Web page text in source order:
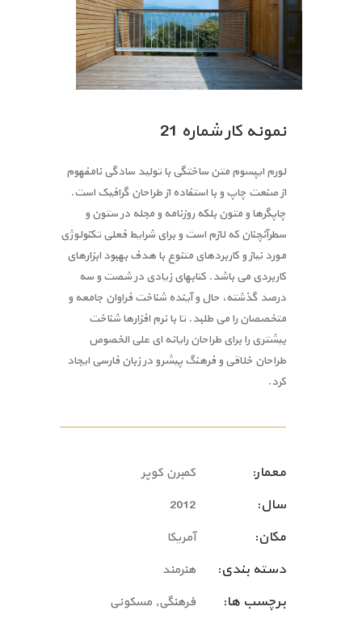
نمونه کار شماره 21
لورم ایپسوم متن ساختگی با تولید سادگی نامفهوم
از صنعت چاپ و با استفاده از طراحان گرافیک است.
چاپگرها و متون بلکه روزنامه و مجله در ستون و
سطرآنچنان که لازم است و برای شرایط فعلی تکنولوژی
مورد نیاز و کاربردهای متنوع با هدف بهبود ابزارهای
کاربردی می باشد. کتابهای زیادی در شصت و سه
درصد گذشته، حال و آینده شناخت فراوان جامعه و
متخصصان را می طلبد. تا با نرم افزارها شناخت
بیشتری را برای طراحان رایانه ای علی الخصوص
طراحان خلاقی و فرهنگ پیشرو در زبان فارسی ایجاد
کرد.
معمار: کمبرن کوپر
سال: 2012
مکان: آمریکا
دسته بندی: هنرمند
برچسب ها: فرهنگی, مسکونی